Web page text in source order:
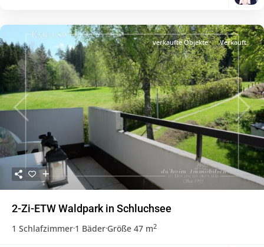
Previous Next
verkaufte Objekte Verkauft
2-Zi-ETW Waldpark in Schluchsee
1 Schlafzimmer·1 Bäder·Größe 47 m2